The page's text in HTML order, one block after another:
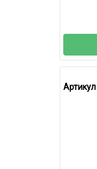
Артикул